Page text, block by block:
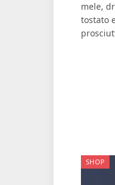
mele,
tostato
SHOP